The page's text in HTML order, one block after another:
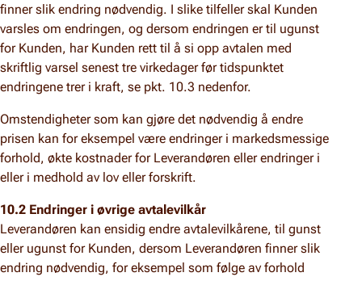
finner slik endring nødvendig. I slike tilfeller skal Kunden
varsles om endringen, og dersom endringen er til ugunst
for Kunden, har Kunden rett til å si opp avtalen med
skriftlig varsel senest tre virkedager før tidspunktet
endringene trer i kraft, se pkt. 10.3 nedenfor.
Omstendigheter som kan gjøre det nødvendig å endre
prisen kan for eksempel være endringer i markedsmessige
forhold, økte kostnader for Leverandøren eller endringer i
eller i medhold av lov eller forskrift.
10.2 Endringer i øvrige avtalevilkår
Leverandøren kan ensidig endre avtalevilkårene, til gunst
eller ugunst for Kunden, dersom Leverandøren finner slik
endring nødvendig, for eksempel som følge av forhold